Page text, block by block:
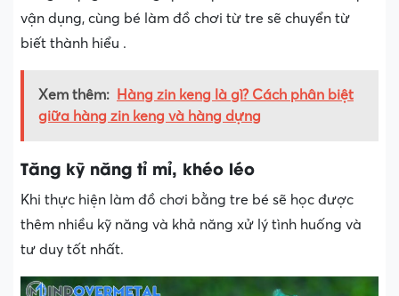
vận dụng, cùng bé làm đồ chơi từ tre sẽ chuyển từ
biết thành hiểu .
Xem thêm:
Hàng zin keng là gì? Cách phân biệt
giữa hàng zin keng và hàng dựng
Tăng kỹ năng tỉ mỉ, khéo léo
Khi thực hiện làm đồ chơi bằng tre bé sẽ học được
thêm nhiều kỹ năng và khả năng xử lý tình huống và
tư duy tốt nhất.